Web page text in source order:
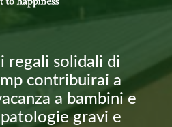
regali solidali di
contribuirai a
a bambini e
gravi e